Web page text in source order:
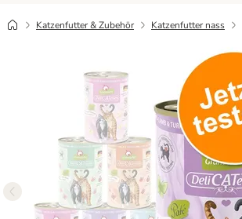
Katzenfutter & Zubehör Katzenfutter nass